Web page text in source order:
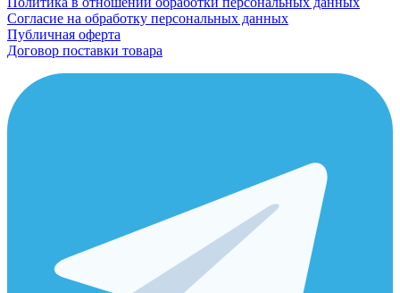
Согласие на обработку персональных данных
Публичная оферта
Договор поставки товара